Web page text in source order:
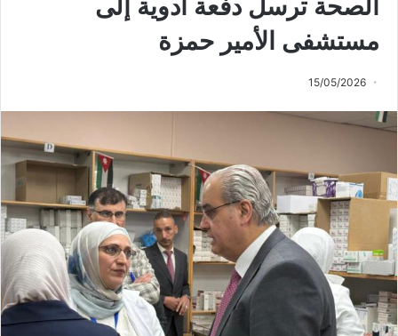
الصحة ترسل دفعة أدوية إلى
مستشفى الأمير حمزة
15/05/2026